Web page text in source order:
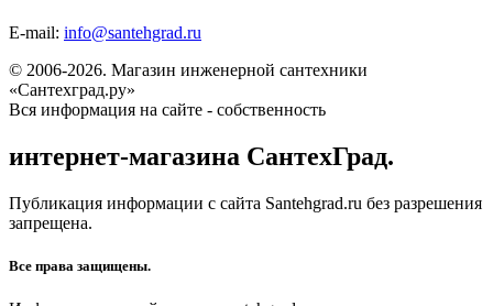
E-mail: info@santehgrad.ru
© 2006-2026. Магазин инженерной сантехники
«Сантехград.ру»
Вся информация на сайте - собственность
интернет-магазина СантехГрад.
Публикация информации с сайта Santehgrad.ru без разрешения
запрещена.
Все права защищены.